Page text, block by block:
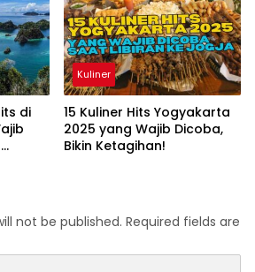
di
Kuliner
15 Kuliner Hits Yogyakarta
2025 yang Wajib Dicoba,
Bikin Ketagihan!
not be published. Required fields are